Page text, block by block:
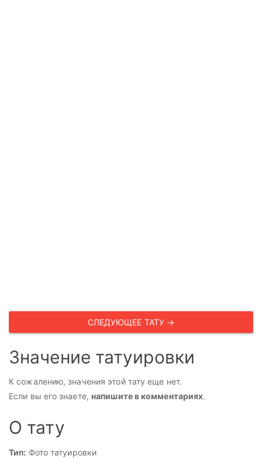
СЛЕДУЮЩЕЕ ТАТУ →
Значение татуировки
К сожалению, значения этой тату еще нет.
Если вы его знаете, напишите в комментариях.
О тату
Тип: Фото татуировки